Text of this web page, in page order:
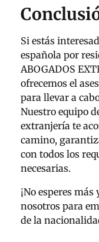
Si estás
española por
ABOGADOS
ofrecemos el
para llevar a
Nuestro equipo
extranjería te
camino,
con todos los
necesarias.
¡No esperes
nosotros para
de la